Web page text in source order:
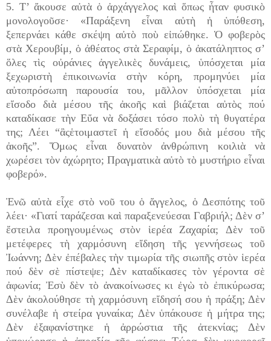
5. Τ’ ἄκουσε αὐτὰ ὁ ἀρχάγγελος καὶ ὅπως ἦταν φυσικὸ
μονολογοῦσε· «Παράξενη εἶναι αὐτὴ ἡ ὑπόθεση,
ξεπερνάει κάθε σκέψη αὐτὸ ποὺ εἰπώθηκε. Ὁ φοβερὸς
στὰ Χερουβίμ, ὁ ἀθέατος στὰ Σεραφίμ, ὁ ἀκατάληπτος σ’
ὅλες τὶς οὐράνιες ἀγγελικὲς δυνάμεις, ὑπόσχεται μία
ξεχωριστὴ ἐπικοινωνία στὴν κόρη, προμηνύει μία
αὐτοπρόσωπη παρουσία του, μᾶλλον ὑπόσχεται μία
εἴσοδο διὰ μέσου τῆς ἀκοῆς καὶ βιάζεται αὐτὸς πού
καταδίκασε τὴν Εὔα νὰ δοξάσει τόσο πολὺ τὴ θυγατέρα
της; Λέει “ἂςἑτοιμαστεῖ ἡ εἴσοδός μου διὰ μέσου τῆς
ἀκοῆς”. Ὅμως εἶναι δυνατὸν ἀνθρώπινη κοιλιὰ νὰ
χωρέσει τὸν ἀχώρητο; Πραγματικὰ αὐτὸ τὸ μυστήριο εἶναι
φοβερό».
Ἐνῶ αὐτὰ εἶχε στὸ νοῦ του ὁ ἄγγελος, ὁ Δεσπότης τοῦ
λέει· «Γιατί ταράζεσαι καὶ παραξενεύεσαι Γαβριήλ; Δὲν σ’
ἔστειλα προηγουμένως στὸν ἱερέα Ζαχαρία; Δὲν τοῦ
μετέφερες τὴ χαρμόσυνη εἴδηση τῆς γεννήσεως τοῦ
Ἰωάννη; Δὲν ἐπέβαλες τὴν τιμωρία τῆς σιωπῆς στὸν ἱερέα
πού δὲν σὲ πίστεψε; Δὲν καταδίκασες τὸν γέροντα σὲ
ἀφωνία; Ἐσὺ δὲν τὸ ἀνακοίνωσες κι ἐγὼ τὸ ἐπικύρωσα;
Δὲν ἀκολούθησε τὴ χαρμόσυνη εἴδησή σου ἡ πράξη; Δὲν
συνέλαβε ἡ στείρα γυναίκα; Δὲν ὑπάκουσε ἡ μήτρα της;
Δὲν ἐξαφανίστηκε ἡ ἀρρώστια τῆς ἀτεκνίας; Δὲν